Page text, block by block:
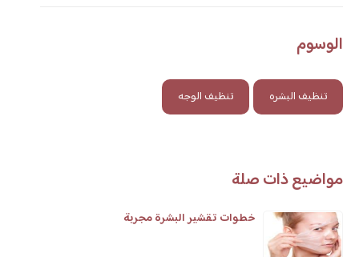
الوسوم
تنظيف البشره تنظيف الوجه
مواضيع ذات صلة
خطوات تقشير البشرة مجربة